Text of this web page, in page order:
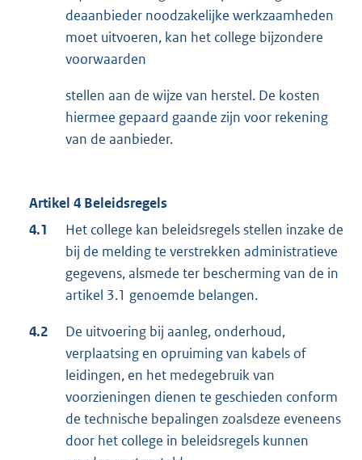
deaanbieder noodzakelijke werkzaamheden
moet uitvoeren, kan het college bijzondere
voorwaarden
stellen aan de wijze van herstel. De kosten
hiermee gepaard gaande zijn voor rekening
van de aanbieder.
Artikel 4 Beleidsregels
4.1
Het college kan beleidsregels stellen inzake de
bij de melding te verstrekken administratieve
gegevens, alsmede ter bescherming van de in
artikel 3.1 genoemde belangen.
4.2
De uitvoering bij aanleg, onderhoud,
verplaatsing en opruiming van kabels of
leidingen, en het medegebruik van
voorzieningen dienen te geschieden conform
de technische bepalingen zoalsdeze eveneens
door het college in beleidsregels kunnen